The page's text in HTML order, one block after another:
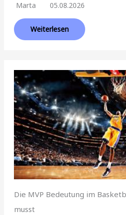
Marta 05.08.2026
Weiterlesen
Die MVP Bedeutung im
musst